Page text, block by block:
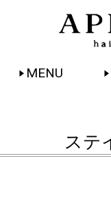
MENU
ステ